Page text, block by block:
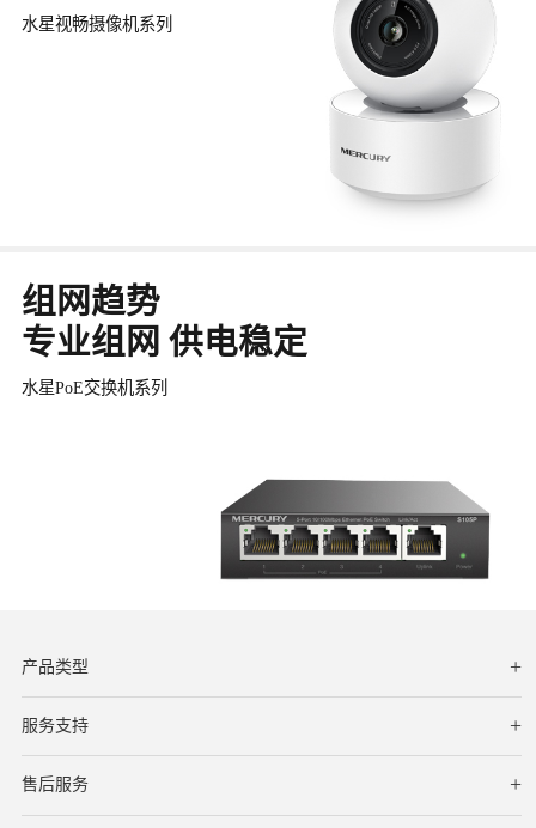
水星视畅摄像机系列
组网趋势
专业组网 供电稳定
水星PoE交换机系列
产品类型
服务支持
下载中心
文档与指南
视频教程
售后服务